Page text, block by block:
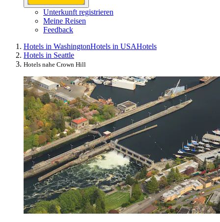
Unterkunft registrieren
Meine Reisen
Feedback
Hotels in WashingtonHotels in USAHotels
Hotels in Seattle
Hotels nahe Crown Hill